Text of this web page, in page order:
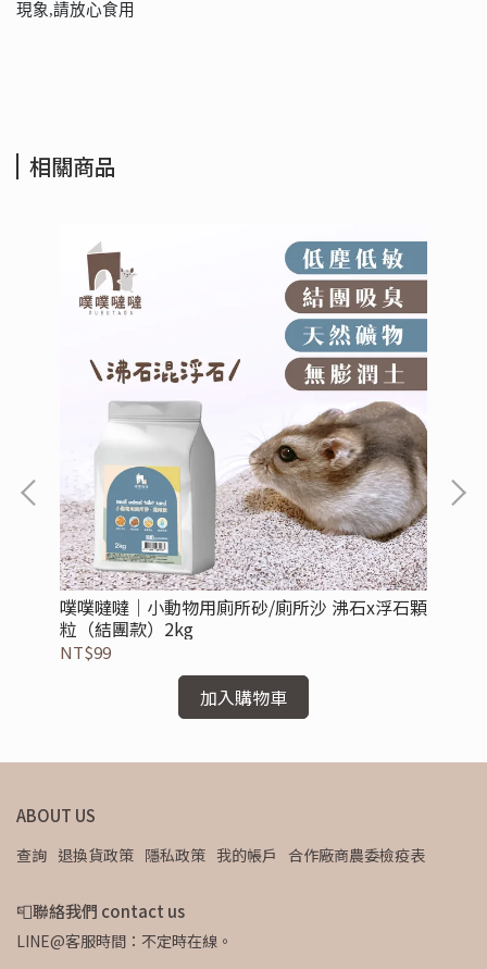
現象,請放心食用
相關商品
噗噗噠噠｜小動物用廁所砂/廁所沙 沸石x浮石顆
粒（結團款）2kg
NT$99
加入購物車
ABOUT US
查詢 退換貨政策 隱私政策 我的帳戶 合作廠商農委檢疫表
📮聯絡我們 contact us
LINE@客服時間：不定時在線。